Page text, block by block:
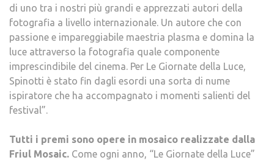
di uno tra i nostri più grandi e apprezzati autori della
fotografia a livello internazionale. Un autore che con
passione e impareggiabile maestria plasma e domina la
luce attraverso la fotografia quale componente
imprescindibile del cinema. Per Le Giornate della Luce,
Spinotti è stato fin dagli esordi una sorta di nume
ispiratore che ha accompagnato i momenti salienti del
festival”.
Tutti i premi sono opere in mosaico realizzate dalla
Friul Mosaic. Come ogni anno, “Le Giornate della Luce”